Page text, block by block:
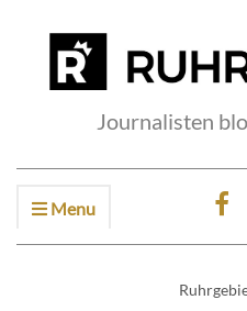
Journalisten
Menu